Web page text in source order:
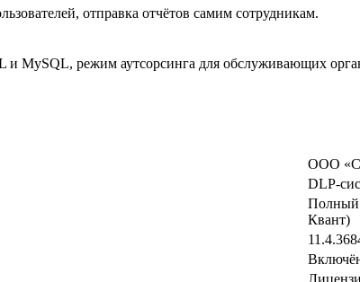
отправка отчётов самим сотрудникам.
и MySQL, режим аутсорсинга для обслуживающих
ООО
DLP-
Полный
Квант)